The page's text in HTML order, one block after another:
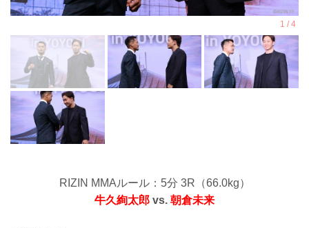
RIZIN MMAルール：5分 3R（66.0kg）
牛久絢太郎 vs. 朝倉未来